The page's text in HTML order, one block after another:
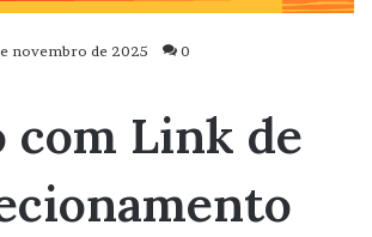
novembro de 2025 0
com Link de